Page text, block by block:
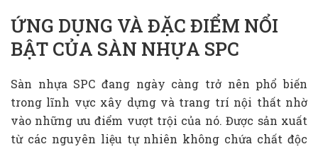
ỨNG DỤNG VÀ ĐẶC ĐIỂM NỔI
BẬT CỦA SÀN NHỰA SPC
Sàn nhựa SPC đang ngày càng trở nên phổ biến
trong lĩnh vực xây dựng và trang trí nội thất nhờ
vào những ưu điểm vượt trội của nó. Được sản xuất
từ các nguyên liệu tự nhiên không chứa chất độc